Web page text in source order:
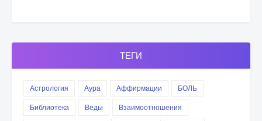
ТЕГИ
Астрология Аура Аффирмации
БОЛЬ
Библиотека
Веды
Взаимоотношения